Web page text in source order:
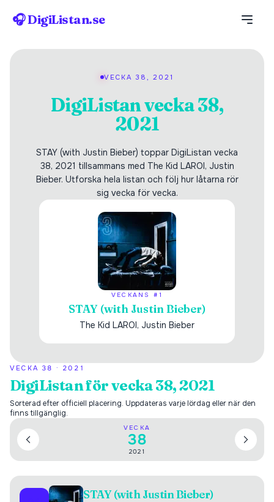
🎧 DigiListan.se
VECKA 38, 2021
DigiListan vecka 38,
2021
STAY (with Justin Bieber) toppar DigiListan vecka
38, 2021 tillsammans med The Kid LAROI, Justin
Bieber. Utforska hela listan och följ hur låtarna rör
sig vecka för vecka.
VECKANS #1
STAY (with Justin Bieber)
The Kid LAROI, Justin Bieber
VECKA 38 · 2021
DigiListan för vecka 38, 2021
Sorterad efter officiell placering. Uppdateras varje lördag eller när den
finns tillgänglig.
VECKA
38
2021
STAY (with Justin Bieber)